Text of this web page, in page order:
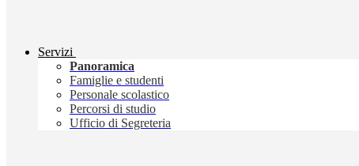
Servizi
Panoramica
Famiglie e studenti
Personale scolastico
Percorsi di studio
Ufficio di Segreteria